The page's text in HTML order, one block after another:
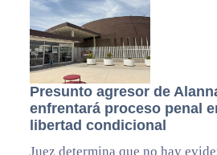
Presunto agresor de
enfrentará proceso penal
libertad condicional
Juez determina que no hay